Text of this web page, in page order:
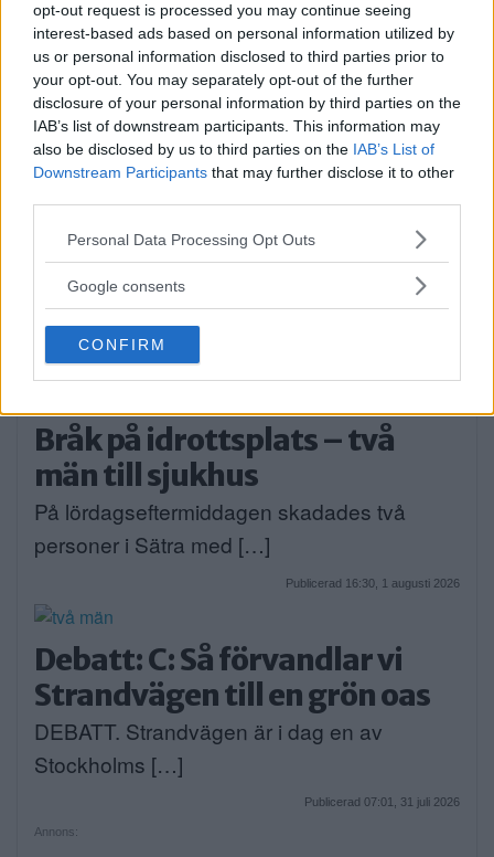
opt-out request is processed you may continue seeing
interest-based ads based on personal information utilized by
us or personal information disclosed to third parties prior to
your opt-out. You may separately opt-out of the further
disclosure of your personal information by third parties on the
IAB’s list of downstream participants. This information may
also be disclosed by us to third parties on the IAB’s List of
Downstream Participants that may further disclose it to other
Please note that this website/app uses one or more Google
not limited to your visit or usage behaviour. You may click to
use your data for below specified purposes in below Google
consent section.
Personal Data Processing Opt Outs
Google consents
CONFIRM
Sommartorget i Älvsjö
öppnar: Familjärt
På måndagseftermiddagen öppnade
aktiviteterna på Älvsjö torg. Artisten […]
Publicerad 16:23, 3 augusti 2026
Flydde i kajak – greps
På söndagsmorgonen följde polisen en man
på Långsjön […]
Bråk på idrottsplats – två
män till sjukhus
På lördagseftermiddagen skadades två
personer i Sätra med […]
Publicerad 16:30, 1 augusti 2026
Debatt: C: Så förvandlar vi
Strandvägen till en grön oas
DEBATT. Strandvägen är i dag en av
Stockholms […]
Publicerad 07:01, 31 juli 2026
Annons: